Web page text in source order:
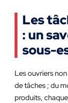
Les
: un
sous-
Les ouvriers
de tâches ; du
produits,